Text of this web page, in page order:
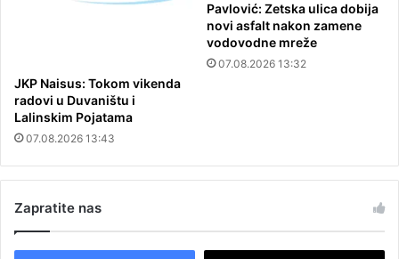
JKP Naisus: Tokom vikenda
radovi u Duvaništu i
Lalinskim Pojatama
07.08.2026 13:43
Pavlović: Zetska ulica dobija
novi asfalt nakon zamene
vodovodne mreže
07.08.2026 13:32
Zapratite nas